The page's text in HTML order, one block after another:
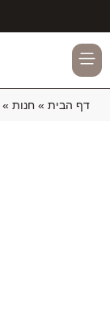
דף הבית » חנות »